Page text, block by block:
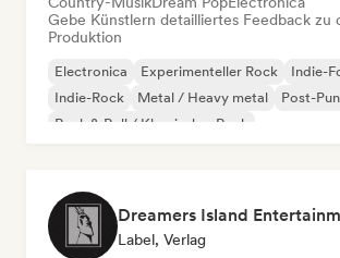
Gebe Künstlern detailliertes Feedback zu
Produktion
Electronica Experimenteller Rock Indie-
Indie-Rock
Metal / Heavy metal
Post-
Rock & Roll / Klassischer Rock
Dreamers Island
Label, Verlag